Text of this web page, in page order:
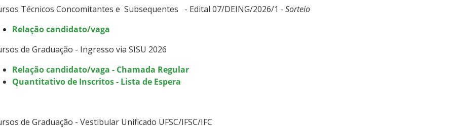
Técnicos Concomitantes e Subsequentes - Edital 07/DEING/2026/1 - Sorteio
Relação candidato/vaga
de Graduação - Ingresso via SISU 2026
​​​​Relação candidato/vaga - Chamada Regular
Quantitativo de Inscritos - Lista de Espera
de Graduação - Vestibular Unificado UFSC/IFSC/IFC